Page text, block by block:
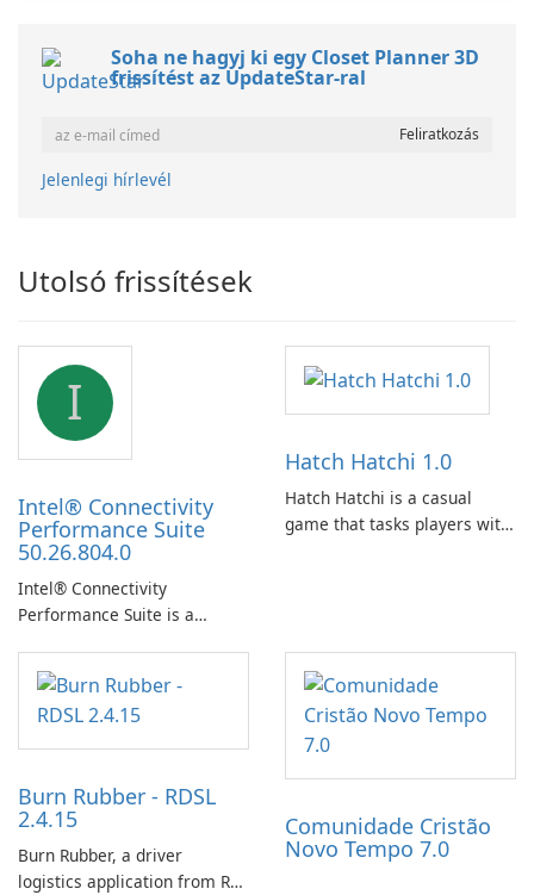
Soha ne hagyj ki egy Closet Planner 3D
frissítést az UpdateStar-ral
Jelenlegi hírlevél
Utolsó frissítések
I
Intel® Connectivity
Performance Suite
50.26.804.0
Intel® Connectivity
Performance Suite is a
designed to identify factors
that affect connectivity and
apply adaptive adjustments.
Hatch Hatchi 1.0
Hatch Hatchi is a casual
game that tasks players with
incubating eggs and
expanding gameplay through
continued hatching.
Burn Rubber - RDSL
2.4.15
Burn Rubber, a driver
logistics application from Rail
Comunidade Cristão
Novo Tempo 7.0